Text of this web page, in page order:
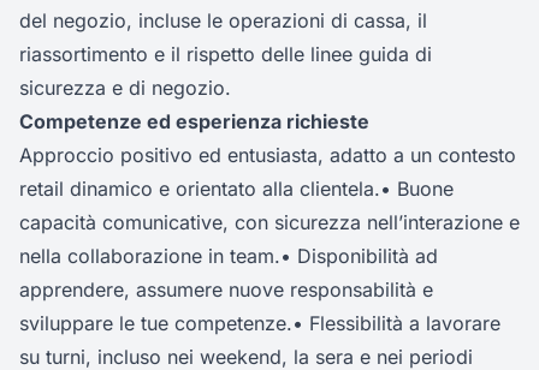
del negozio, incluse le operazioni di cassa, il
riassortimento e il rispetto delle linee guida di
sicurezza e di negozio.
Competenze ed esperienza richieste
Approccio positivo ed entusiasta, adatto a un contesto
retail dinamico e orientato alla clientela.• Buone
capacità comunicative, con sicurezza nell’interazione e
nella collaborazione in team.• Disponibilità ad
apprendere, assumere nuove responsabilità e
sviluppare le tue competenze.• Flessibilità a lavorare
su turni, incluso nei weekend, la sera e nei periodi